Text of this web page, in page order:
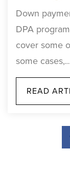
Down
DPA
cover some
some cases,…
READ